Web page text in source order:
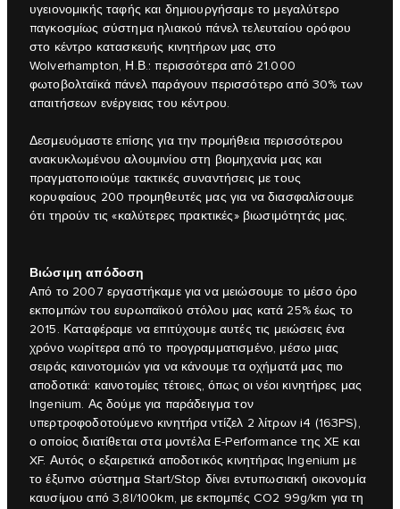
υγειονομικής ταφής και δημιουργήσαμε το μεγαλύτερο
παγκοσμίως σύστημα ηλιακού πάνελ τελευταίου ορόφου
στο κέντρο κατασκευής κινητήρων μας στο
Wolverhampton, Η.Β.: περισσότερα από 21.000
φωτοβολταϊκά πάνελ παράγουν περισσότερο από 30% των
απαιτήσεων ενέργειας του κέντρου.
Δεσμευόμαστε επίσης για την προμήθεια περισσότερου
ανακυκλωμένου αλουμινίου στη βιομηχανία μας και
πραγματοποιούμε τακτικές συναντήσεις με τους
κορυφαίους 200 προμηθευτές μας για να διασφαλίσουμε
ότι τηρούν τις «καλύτερες πρακτικές» βιωσιμότητάς μας.
Βιώσιμη απόδοση
Από το 2007 εργαστήκαμε για να μειώσουμε το μέσο όρο
εκπομπών του ευρωπαϊκού στόλου μας κατά 25% έως το
2015. Καταφέραμε να επιτύχουμε αυτές τις μειώσεις ένα
χρόνο νωρίτερα από το προγραμματισμένο, μέσω μιας
σειράς καινοτομιών για να κάνουμε τα οχήματά μας πιο
αποδοτικά: καινοτομίες τέτοιες, όπως οι νέοι κινητήρες μας
Ingenium. Ας δούμε για παράδειγμα τον
υπερτροφοδοτούμενο κινητήρα ντίζελ 2 λίτρων i4 (163PS),
ο οποίος διατίθεται στα μοντέλα E-Performance της XE και
XF. Αυτός ο εξαιρετικά αποδοτικός κινητήρας Ingenium με
το έξυπνο σύστημα Start/Stop δίνει εντυπωσιακή οικονομία
καυσίμου από 3,8l/100km, με εκπομπές CO2 99g/km για τη